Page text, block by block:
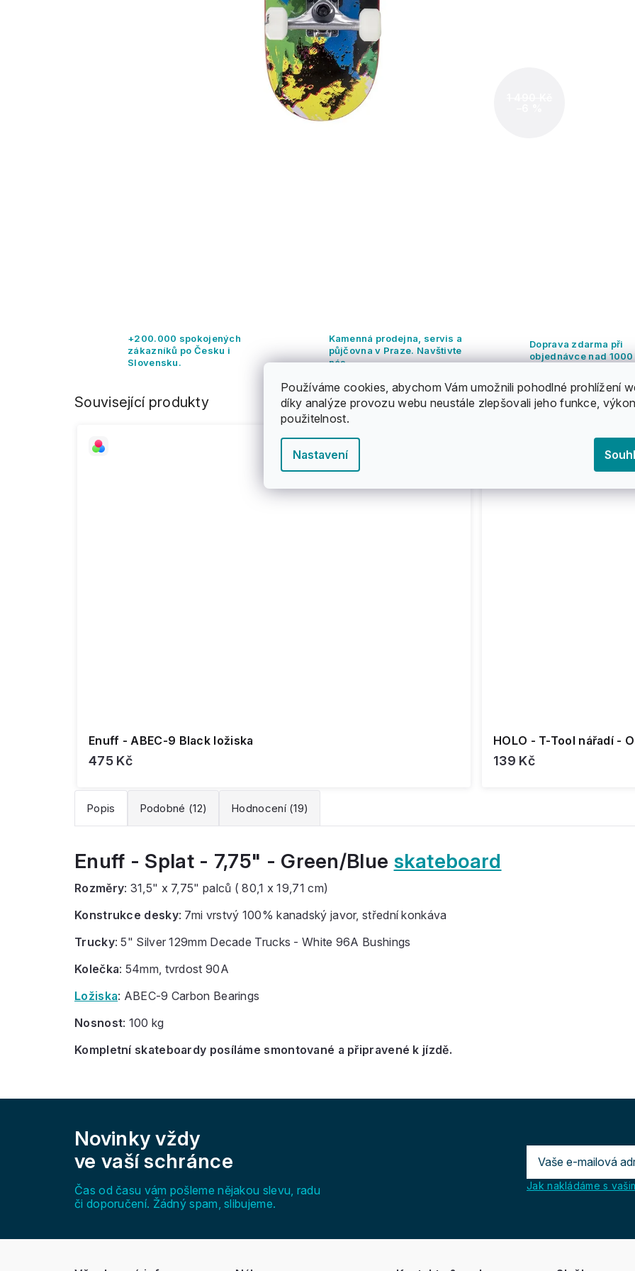
Používáme cookies, abychom Vám umožnili pohodlné prohlížení
díky analýze provozu webu neustále zlepšovali jeho funkce,
použitelnost.
Nastavení
+200.000 spokojených
zákazníků po Česku i
Slovensku.
Kamenná prodejna, servis a
půjčovna v Praze. Navštivte
nás.
Doprava zdarma při
objednávce nad 1000
Související produkty
Enuff - ABEC-9 Black ložiska
475 Kč
HOLO - T-Tool nářadí -
139 Kč
Popis Podobné (12) Hodnocení (19)
Enuff - Splat - 7,75" - Green/Blue skateboard
Rozměry: 31,5" x 7,75" palců ( 80,1 x 19,71 cm)
Konstrukce desky: 7mi vrstvý 100% kanadský javor, střední konkáva
Trucky: 5" Silver 129mm Decade Trucks - White 96A Bushings
Kolečka: 54mm, tvrdost 90A
Ložiska: ABEC-9 Carbon Bearings
Nosnost: 100 kg
Kompletní skateboardy posíláme smontované a připravené k jízdě.
Novinky vždy
ve vaší schránce
Čas od času vám pošleme nějakou slevu, radu
či doporučení. Žádný spam, slibujeme.
Jak nakládáme s